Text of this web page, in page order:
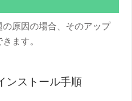
原因の場合、そのアップ
ます。
ンストール手順